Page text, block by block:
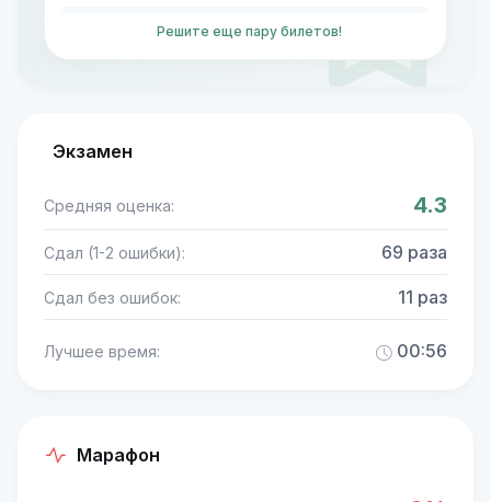
Решите еще пару билетов!
Экзамен
Средняя оценка: 4.3
Сдал (1-2 ошибки): 69 раза
Сдал без ошибок: 11 раз
Лучшее время: 00:56
Марафон